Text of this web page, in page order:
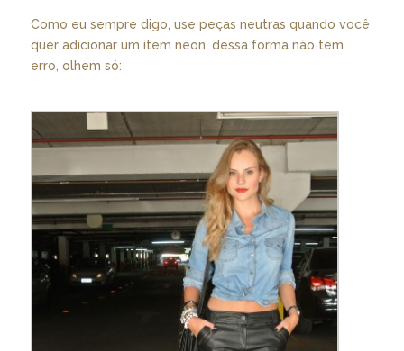
Como eu sempre digo, use peças neutras quando você
quer adicionar um item neon, dessa forma não tem
erro, olhem só: